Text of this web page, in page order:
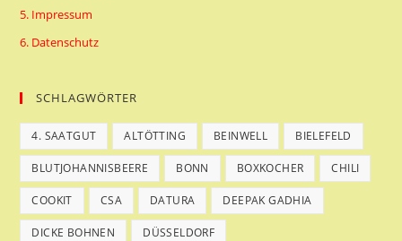
5. Impressum
6. Datenschutz
SCHLAGWÖRTER
4. SAATGUT ALTÖTTING BEINWELL BIELEFELD
BLUTJOHANNISBEERE BONN BOXKOCHER CHILI
COOKIT CSA DATURA DEEPAK GADHIA
DICKE BOHNEN DÜSSELDORF